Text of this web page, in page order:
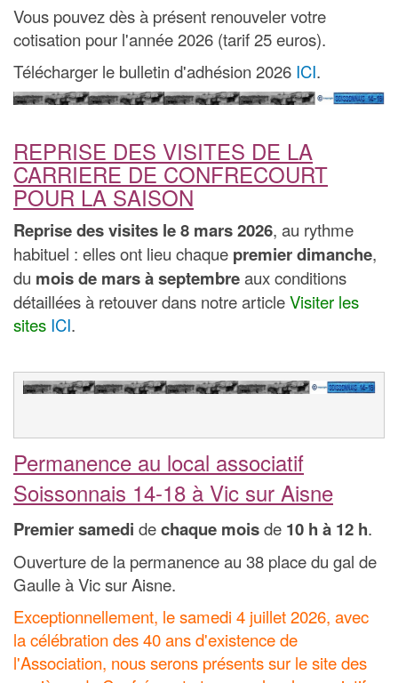
Vous pouvez dès à présent renouveler votre
cotisation pour l'année 2026 (tarif 25 euros).
Télécharger le bulletin d'adhésion 2026 ICI.
REPRISE DES VISITES DE LA
CARRIERE DE CONFRECOURT
POUR LA SAISON
Reprise des visites le 8 mars 2026, au rythme
habituel : elles ont lieu chaque premier dimanche,
du mois de mars à septembreaux conditions
détaillées à retouver dans notre articleVisiter les
sites ICI.
Permanence au local associatif
Soissonnais 14-18 à Vic sur Aisne
Premier samedi dechaque moisde 10 h à 12 h.
Ouverture de la permanence au 38 place du gal de
Gaulle à Vic sur Aisne.
Exceptionnellement, le samedi 4 juillet 2026, avec
la célébration des 40 ans d'existence de
l'Association, nous serons présents sur le site des